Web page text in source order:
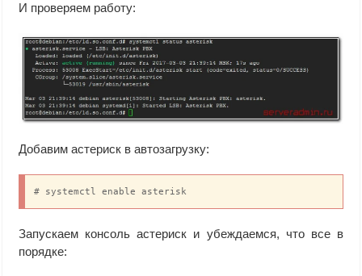
И проверяем работу:
Добавим астериск в автозагрузку:
# systemctl enable asterisk
Запускаем консоль астериск и убеждаемся, что все в
порядке: